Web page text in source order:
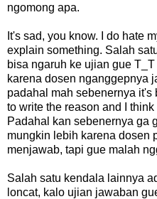
ngomong apa.
It's sad, you know. I do hate
explain something. Salah
bisa ngaruh ke ujian gue
karena dosen nganggepnya
padahal mah sebenernya
to write the reason and I
Padahal kan sebenernya ga
mungkin lebih karena dosen
menjawab, tapi gue malah
Salah satu kendala lainnya
loncat, kalo ujian jawaban